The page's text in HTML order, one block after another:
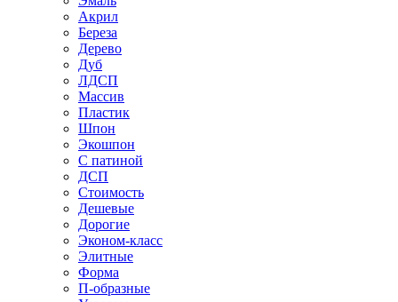
Акрил
Береза
Дерево
Дуб
ЛДСП
Массив
Пластик
Шпон
Экошпон
С патиной
ДСП
Стоимость
Дешевые
Дорогие
Эконом-класс
Элитные
Форма
П-образные